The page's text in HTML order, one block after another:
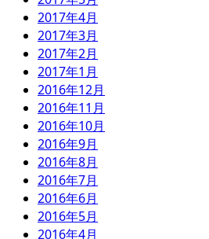
2017年4月
2017年3月
2017年2月
2017年1月
2016年12月
2016年11月
2016年10月
2016年9月
2016年8月
2016年7月
2016年6月
2016年5月
2016年4月